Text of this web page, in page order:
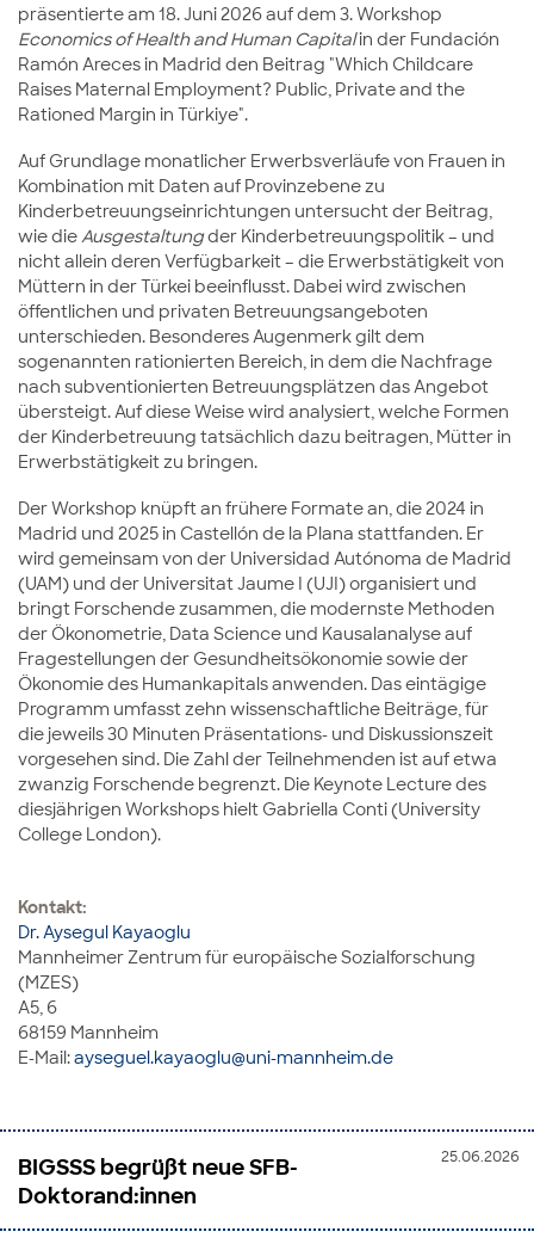
präsentierte am 18. Juni 2026 auf dem 3. Workshop
Economics of Health and Human Capitalin der Fundación
Ramón Areces in Madrid den Beitrag "Which Childcare
Raises Maternal Employment? Public, Private and the
Rationed Margin in Türkiye".
Auf Grundlage monatlicher Erwerbsverläufe von Frauen in
Kombination mit Daten auf Provinzebene zu
Kinderbetreuungseinrichtungen untersucht der Beitrag,
wie dieAusgestaltungder Kinderbetreuungspolitik – und
nicht allein deren Verfügbarkeit – die Erwerbstätigkeit von
Müttern in der Türkei beeinflusst. Dabei wird zwischen
öffentlichen und privaten Betreuungsangeboten
unterschieden. Besonderes Augenmerk gilt dem
sogenannten rationierten Bereich, in dem die Nachfrage
nach subventionierten Betreuungsplätzen das Angebot
übersteigt. Auf diese Weise wird analysiert, welche Formen
der Kinderbetreuung tatsächlich dazu beitragen, Mütter in
Erwerbstätigkeit zu bringen.
Der Workshop knüpft an frühere Formate an, die 2024 in
Madrid und 2025 in Castellón de la Plana stattfanden. Er
wird gemeinsam von der Universidad Autónoma de Madrid
(UAM) und der Universitat Jaume I (UJI) organisiert und
bringt Forschende zusammen, die modernste Methoden
der Ökonometrie, Data Science und Kausalanalyse auf
Fragestellungen der Gesundheitsökonomie sowie der
Ökonomie des Humankapitals anwenden. Das eintägige
Programm umfasst zehn wissenschaftliche Beiträge, für
die jeweils 30 Minuten Präsentations- und Diskussionszeit
vorgesehen sind. Die Zahl der Teilnehmenden ist auf etwa
zwanzig Forschende begrenzt. Die Keynote Lecture des
diesjährigen Workshops hielt Gabriella Conti (University
College London).
Kontakt:
Dr. Aysegul Kayaoglu
Mannheimer Zentrum für europäische Sozialforschung
(MZES)
A5, 6
68159 Mannheim
E-Mail:ayseguel.kayaoglu@uni-mannheim.de
25.06.2026
BIGSSS begrüßt neue SFB-
Doktorand:innen